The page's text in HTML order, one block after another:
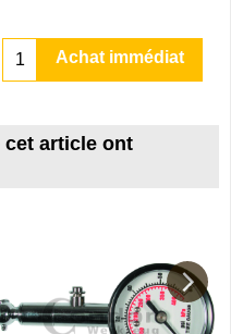
Achat immédiat
cet article ont